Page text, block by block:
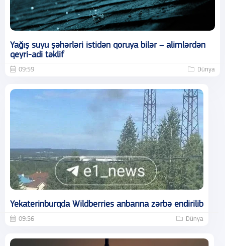
Yağış suyu şəhərləri istidən qoruya bilər – alimlərdən
qeyri-adi təklif
09:59 Dünya
Yekaterinburqda Wildberries anbarına zərbə endirilib
09:56 Dünya